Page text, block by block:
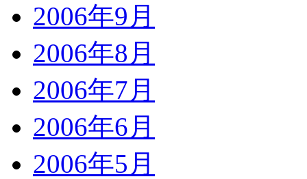
2006年9月
2006年8月
2006年7月
2006年6月
2006年5月